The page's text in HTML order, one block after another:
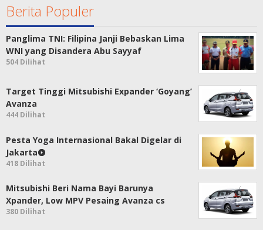
Berita Populer
Panglima TNI: Filipina Janji Bebaskan Lima
WNI yang Disandera Abu Sayyaf
504 Dilihat
Target Tinggi Mitsubishi Expander ‘Goyang’
Avanza
444 Dilihat
Pesta Yoga Internasional Bakal Digelar di
Jakarta
418 Dilihat
Mitsubishi Beri Nama Bayi Barunya
Xpander, Low MPV Pesaing Avanza cs
380 Dilihat